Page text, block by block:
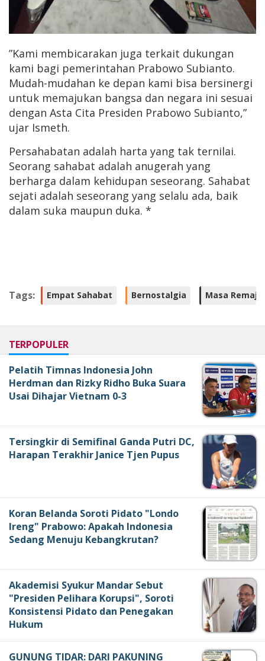
”Kami membicarakan juga terkait dukungan
kami bagi pemerintahan Prabowo Subianto.
Mudah-mudahan ke depan kami bisa bersinergi
untuk memajukan bangsa dan negara ini sesuai
dengan Asta Cita Presiden Prabowo Subianto,”
ujar Ismeth.
Persahabatan adalah harta yang tak ternilai.
Seorang sahabat adalah anugerah yang
berharga dalam kehidupan seseorang. Sahabat
sejati adalah seseorang yang selalu ada, baik
dalam suka maupun duka. *
Tags: Empat Sahabat Bernostalgia Masa Remaja
TERPOPULER
Pelatih Timnas Indonesia John
Herdman dan Rizky Ridho Buka Suara
Usai Dihajar Vietnam 0-3
Tersingkir di Semifinal Ganda Putri DC,
Harapan Terakhir Janice Tjen Pupus
Koran Belanda Soroti Pidato "Londo
Ireng" Prabowo: Apakah Indonesia
Sedang Menuju Kebangkrutan?
Akademisi Syukur Mandar Sebut
"Presiden Pelihara Korupsi", Soroti
Konsistensi Pidato dan Penegakan
Hukum
GUNUNG TIDAR: DARI PAKUNING